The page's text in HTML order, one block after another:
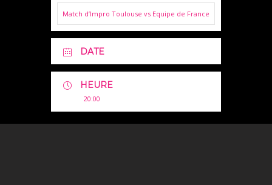
Match d’Impro Toulouse vs Equipe de France
DATE
HEURE
20:00